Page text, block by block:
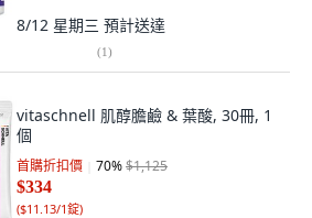
8/12 星期三 預計送達
(1)
vitaschnell 肌醇膽鹼 & 葉酸, 30冊, 1
個
首購折扣價 70%$1,125
$334
($11.13/1錠)